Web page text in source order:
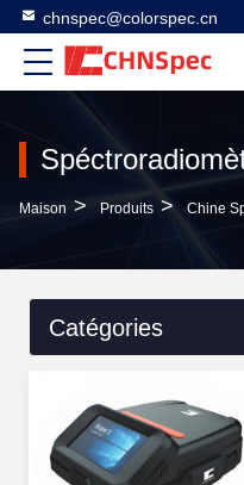
chnspec@colorspec.cn
Maison > Produits > Chine
Catégories